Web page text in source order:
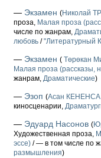
— Экзамен (Николай
проза, Малая проза
числе по жанрам,
любовь /"Литературный
— Экзамен ( Төрөкан
Малая проза (рассказы,
жанрам, Драматические)
— Эзоп (Асан
киносценарии,
— Эдуард Насонов (
Художественная проза,
эссе) / — в том числе по
размышления)